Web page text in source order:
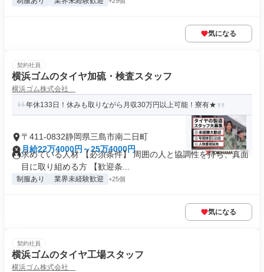
気になる
契約社員
横浜ゴムのタイヤ加硫・検査スタッフ
横浜ゴム株式会社
年休133日！休みも取りながら月収30万円以上可能！寮有★
〒411-0832静岡県三島市南二日町
月給22万4000円～25万4000円
求めている人材 【必須条件】 周囲の人と協調性を持ち、真面
目に取り組める方 【歓迎条...
制服あり 業界未経験歓迎 +25個
気になる
契約社員
横浜ゴムのタイヤ工場スタッフ
横浜ゴム株式会社